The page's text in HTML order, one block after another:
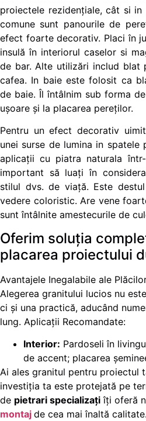
proiectele rezidențiale, cât si in
comune sunt panourile de
efect foarte decorativ. Placi în
insulă în interiorul caselor si
de bar. Alte utilizări includ blat
cafea. In baie este folosit ca
de baie. Îl întâlnim sub forma
ușoare și la placarea pereților.
Pentru un efect decorativ
unei surse de lumina in
aplicații cu piatra naturala
important să luați în
stilul dvs. de viață. Este
vedere coloristic. Are vene
sunt întâlnite amestecurile de
Oferim soluția
placarea proiectului
Avantajele Inegalabile ale
Alegerea granitului lucios nu
ci și una practică, aducând
lung. Aplicații Recomandate:
Interior: Pardoseli în
de accent; placarea
Ai ales granitul pentru proiectul
investiția ta este protejată pe
de pietrari specializați îți oferă
montaj de cea mai înaltă